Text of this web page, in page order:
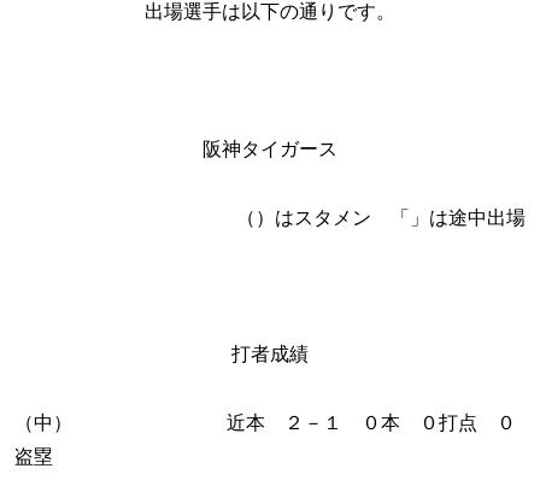
出場選手は以下の通りです。
阪神タイガース
（）はスタメン 「」は途中出場
打者成績
（中） 近本 ２－１ ０本 ０打点 ０
盗塁